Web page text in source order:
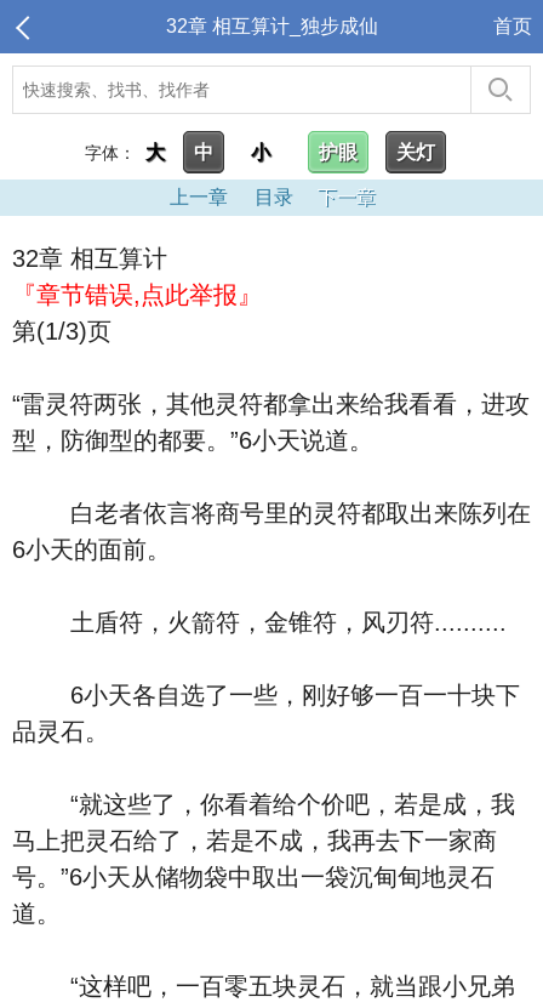
32章 相互算计_独步成仙 首页
字体： 大 中 小 护眼 关灯
上一章 目录 下一章
32章 相互算计
『章节错误,点此举报』
第(1/3)页
“雷灵符两张，其他灵符都拿出来给我看看，进攻
型，防御型的都要。”6小天说道。
白老者依言将商号里的灵符都取出来陈列在
6小天的面前。
土盾符，火箭符，金锥符，风刃符..........
6小天各自选了一些，刚好够一百一十块下
品灵石。
“就这些了，你看着给个价吧，若是成，我
马上把灵石给了，若是不成，我再去下一家商
号。”6小天从储物袋中取出一袋沉甸甸地灵石
道。
“这样吧，一百零五块灵石，就当跟小兄弟